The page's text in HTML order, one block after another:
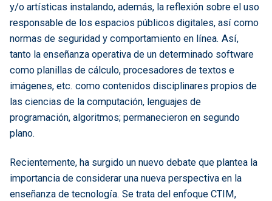
y/o artísticas instalando, además, la reflexión sobre el uso
responsable de los espacios públicos digitales, así como
normas de seguridad y comportamiento en línea. Así,
tanto la enseñanza operativa de un determinado software
como planillas de cálculo, procesadores de textos e
imágenes, etc. como contenidos disciplinares propios de
las ciencias de la computación, lenguajes de
programación, algoritmos; permanecieron en segundo
plano.
Recientemente, ha surgido un nuevo debate que plantea la
importancia de considerar una nueva perspectiva en la
enseñanza de tecnología. Se trata del enfoque CTIM,